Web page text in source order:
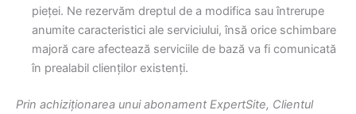
pieței. Ne rezervăm dreptul de a modifica sau întrerupe
anumite caracteristici ale serviciului, însă orice schimbare
majoră care afectează serviciile de bază va fi comunicată
în prealabil clienților existenți.
Prin achiziționarea unui abonament ExpertSite, Clientul